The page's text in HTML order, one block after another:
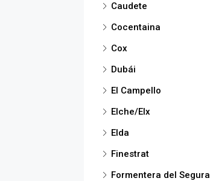
Caudete
Cocentaina
Cox
Dubái
El Campello
Elche/Elx
Elda
Finestrat
Formentera del Segura